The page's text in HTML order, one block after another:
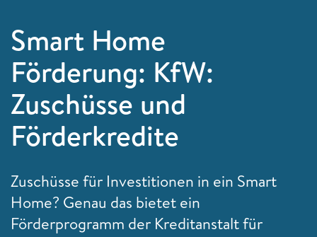
Smart Home
Förderung: KfW:
Zuschüsse und
Förderkredite
Zuschüsse für Investitionen in ein Smart
Home? Genau das bietet ein
Förderprogramm der Kreditanstalt für